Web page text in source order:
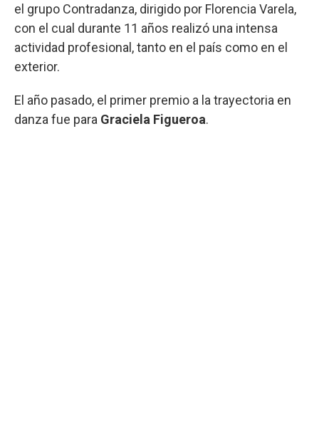
el grupo Contradanza, dirigido por Florencia Varela,
con el cual durante 11 años realizó una intensa
actividad profesional, tanto en el país como en el
exterior.
El año pasado, el primer premio a la trayectoria en
danza fue para Graciela Figueroa.